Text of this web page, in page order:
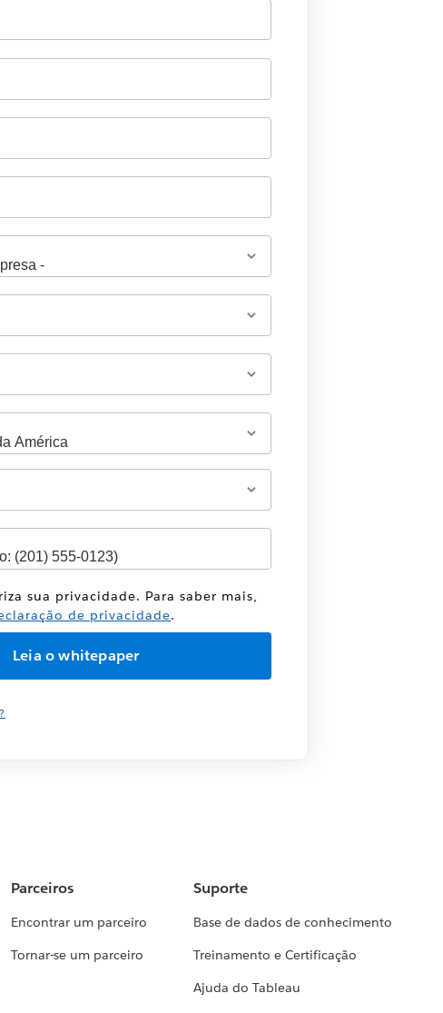
sua privacidade. Para saber mais,
de privacidade.
Parceiros
Encontrar um parceiro
Tornar-se um parceiro
Suporte
Base de dados de conhecimento
Treinamento e Certificação
Ajuda do Tableau